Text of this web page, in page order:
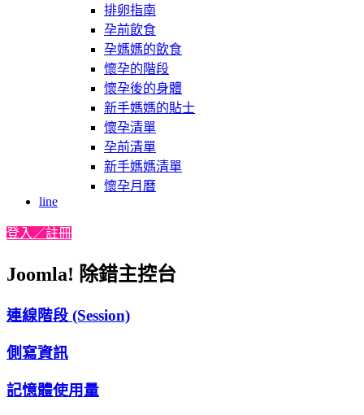
排卵指南
孕前飲食
孕媽媽的飲食
懷孕的階段
懷孕後的身體
新手媽媽的貼士
懷孕清單
孕前清單
新手媽媽清單
懷孕月曆
line
登入／註冊
Joomla! 除錯主控台
連線階段 (Session)
側寫資訊
記憶體使用量